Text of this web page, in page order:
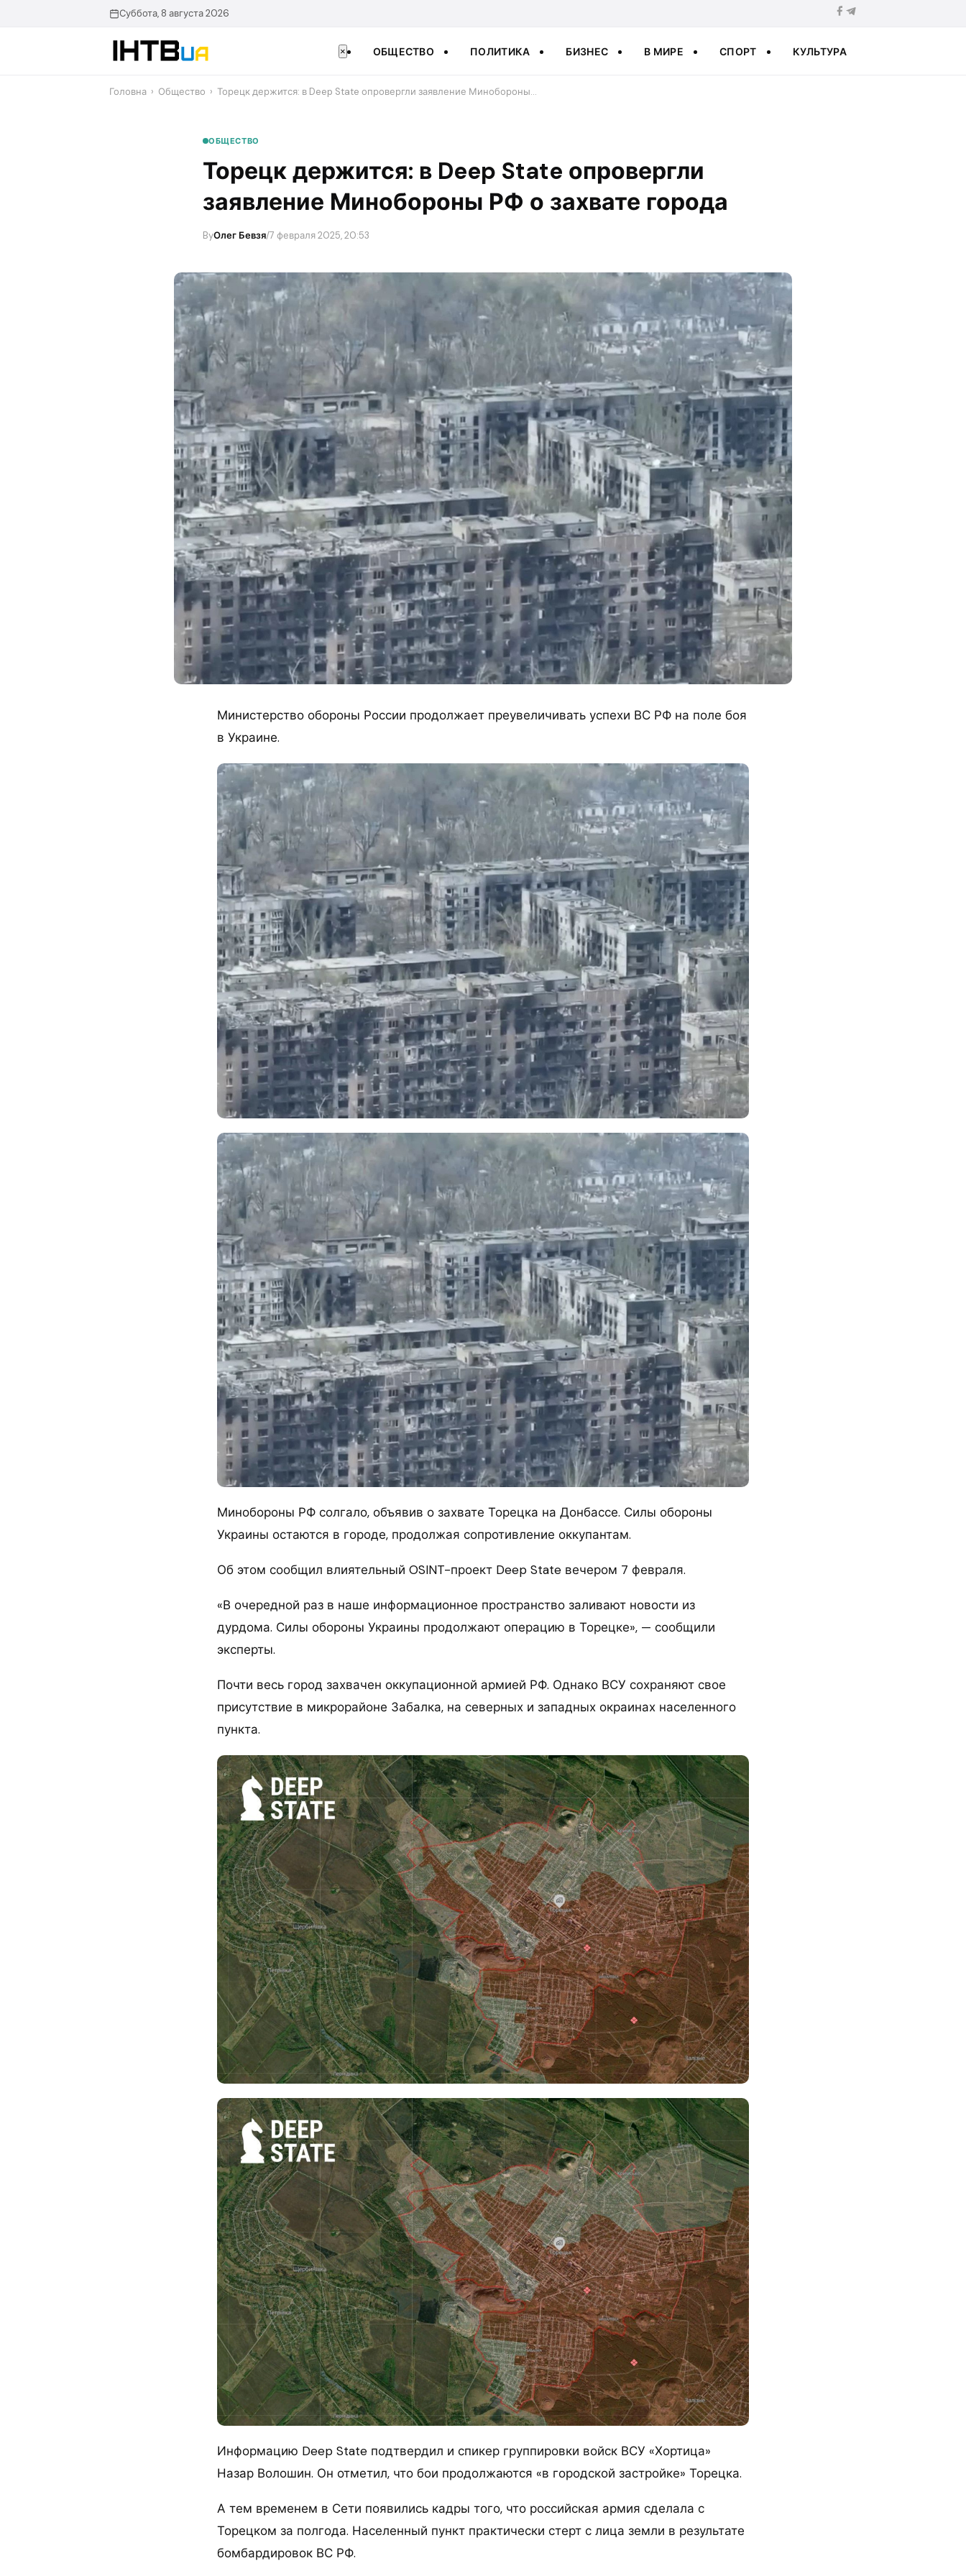
Суббота, 8 августа 2026
× ОБЩЕСТВО ПОЛИТИКА БИЗНЕС В МИРЕ СПОРТ КУЛЬТУРА
Головна › Общество › ​Торецк держится: в Deep State опровергли заявление Минобороны…
ОБЩЕСТВО
​Торецк держится: в Deep State опровергли
заявление Минобороны РФ о захвате города
ByОлег Бевзя/7 февраля 2025, 20:53
Министерство обороны России продолжает преувеличивать успехи ВС РФ на поле боя
в Украине.
Минобороны РФ солгало, объявив о захвате Торецка на Донбассе. Силы обороны
Украины остаются в городе, продолжая сопротивление оккупантам.
Об этом сообщил влиятельный OSINT-проект Deep State вечером 7 февраля.
«В очередной раз в наше информационное пространство заливают новости из
дурдома. Силы обороны Украины продолжают операцию в Торецке», — сообщили
эксперты.
Почти весь город захвачен оккупационной армией РФ. Однако ВСУ сохраняют свое
присутствие в микрорайоне Забалка, на северных и западных окраинах населенного
пункта.
Информацию Deep State подтвердил и спикер группировки войск ВСУ «Хортица»
Назар Волошин. Он отметил, что бои продолжаются «в городской застройке» Торецка.
А тем временем в Сети появились кадры того, что российская армия сделала с
Торецком за полгода. Населенный пункт практически стерт с лица земли в результате
бомбардировок ВС РФ.